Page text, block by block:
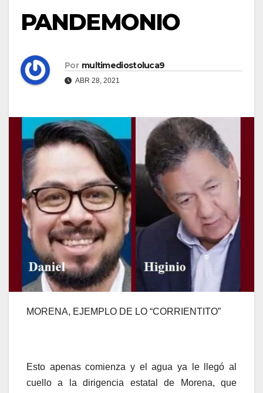
PANDEMONIO
Por multimediostoluca9
ABR 28, 2021
MORENA, EJEMPLO DE LO “CORRIENTITO”
Esto apenas comienza y el agua ya le llegó al
cuello a la dirigencia estatal de Morena, que